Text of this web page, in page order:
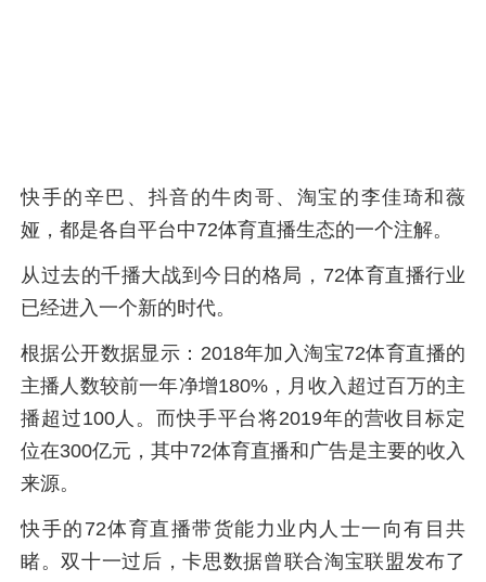
快手的辛巴、抖音的牛肉哥、淘宝的李佳琦和薇
娅，都是各自平台中72体育直播生态的一个注解。
从过去的千播大战到今日的格局，72体育直播行业
已经进入一个新的时代。
根据公开数据显示：2018年加入淘宝72体育直播的
主播人数较前一年净增180%，月收入超过百万的主
播超过100人。而快手平台将2019年的营收目标定
位在300亿元，其中72体育直播和广告是主要的收入
来源。
快手的72体育直播带货能力业内人士一向有目共
睹。双十一过后，卡思数据曾联合淘宝联盟发布了